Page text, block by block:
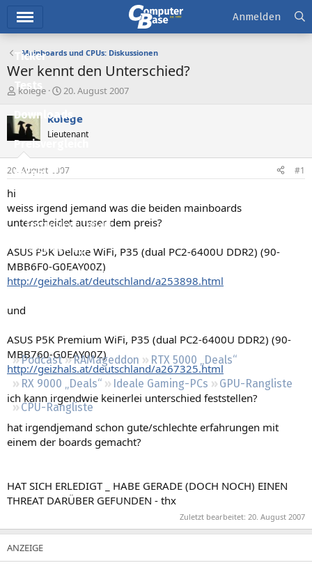
Ticker
Tests
Downloads
Preisvergleich
Forum
Aktuelles
Empfohlene Inhalte
Neue Beiträge
Neueste Aktivitäten
Podcast RAMageddon
RTX 5000 „Deals“
RX 9000 „Deals“
Ideale Gaming-PCs
GPU-Rangliste
CPU-Rangliste
Anmelden
Mainboards und CPUs: Diskussionen
Wer kennt den Unterschied?
E
s
t
e
e
kolege
E
s
e
l
t
m
20. August 2007
kolege
Lieutenant
20. August 2007 #1
hi
weiss irgend jemand was die beiden mainboards
unterscheidet ausser dem preis?
ASUS P5K Deluxe WiFi, P35 (dual PC2-6400U DDR2) (90-
MBB6F0-G0EAY00Z)
http://geizhals.at/deutschland/a253898.html
und
ASUS P5K Premium WiFi, P35 (dual PC2-6400U DDR2) (90-
MBB760-G0EAY00Z)
http://geizhals.at/deutschland/a267325.html
ich kann irgendwie keinerlei unterschied feststellen?
hat irgendjemand schon gute/schlechte erfahrungen mit
einem der boards gemacht?
HAT SICH ERLEDIGT _ HABE GERADE (DOCH NOCH) EINEN
THREAT DARÜBER GEFUNDEN - thx
Zuletzt bearbeitet: 20. August 2007